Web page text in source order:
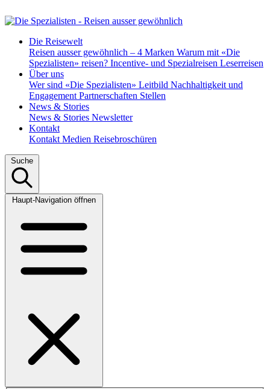
Die Reisewelt
Reisen ausser gewöhnlich – 4 Marken Warum mit «Die
Spezialisten» reisen? Incentive- und Spezialreisen Leserreisen
Über uns
Wer sind «Die Spezialisten» Leitbild Nachhaltigkeit und
Engagement Partnerschaften Stellen
News & Stories
News & Stories Newsletter
Kontakt
Kontakt Medien Reisebroschüren
Suche
Haupt-Navigation öffnen